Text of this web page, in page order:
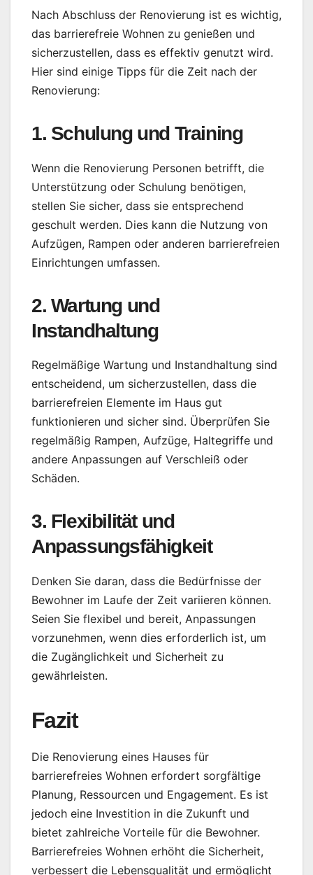
Nach Abschluss der Renovierung ist es wichtig,
das barrierefreie Wohnen zu genießen und
sicherzustellen, dass es effektiv genutzt wird.
Hier sind einige Tipps für die Zeit nach der
Renovierung:
1. Schulung und Training
Wenn die Renovierung Personen betrifft, die
Unterstützung oder Schulung benötigen,
stellen Sie sicher, dass sie entsprechend
geschult werden. Dies kann die Nutzung von
Aufzügen, Rampen oder anderen barrierefreien
Einrichtungen umfassen.
2. Wartung und
Instandhaltung
Regelmäßige Wartung und Instandhaltung sind
entscheidend, um sicherzustellen, dass die
barrierefreien Elemente im Haus gut
funktionieren und sicher sind. Überprüfen Sie
regelmäßig Rampen, Aufzüge, Haltegriffe und
andere Anpassungen auf Verschleiß oder
Schäden.
3. Flexibilität und
Anpassungsfähigkeit
Denken Sie daran, dass die Bedürfnisse der
Bewohner im Laufe der Zeit variieren können.
Seien Sie flexibel und bereit, Anpassungen
vorzunehmen, wenn dies erforderlich ist, um
die Zugänglichkeit und Sicherheit zu
gewährleisten.
Fazit
Die Renovierung eines Hauses für
barrierefreies Wohnen erfordert sorgfältige
Planung, Ressourcen und Engagement. Es ist
jedoch eine Investition in die Zukunft und
bietet zahlreiche Vorteile für die Bewohner.
Barrierefreies Wohnen erhöht die Sicherheit,
verbessert die Lebensqualität und ermöglicht